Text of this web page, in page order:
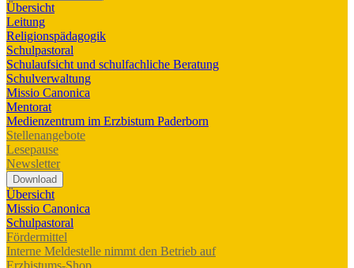
Übersicht
Leitung
Religionspädagogik
Schulpastoral
Schulaufsicht und schulfachliche Beratung
Schulverwaltung
Missio Canonica
Mentorat
Medienzentrum im Erzbistum Paderborn
Stellenangebote
Lesepause
Newsletter
Download
Übersicht
Missio Canonica
Schulpastoral
Fördermittel
Interne Meldestelle nimmt den Betrieb auf